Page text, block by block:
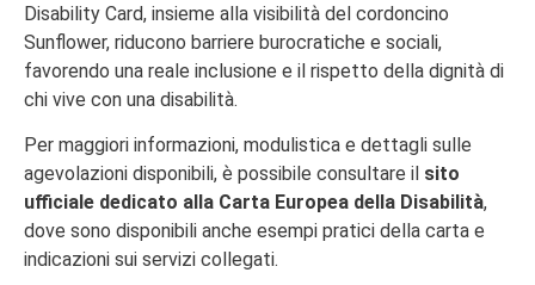
Disability Card, insieme alla visibilità del cordoncino
Sunflower, riducono barriere burocratiche e sociali,
favorendo una reale inclusione e il rispetto della dignità di
chi vive con una disabilità.
Per maggiori informazioni, modulistica e dettagli sulle
agevolazioni disponibili, è possibile consultare il sito
ufficiale dedicato alla Carta Europea della Disabilità,
dove sono disponibili anche esempi pratici della carta e
indicazioni sui servizi collegati.